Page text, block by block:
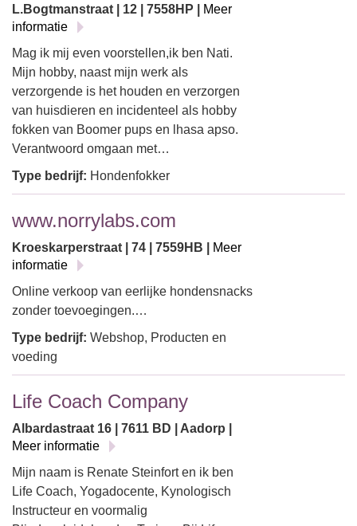
L.Bogtmanstraat | 12 | 7558HP |
Meer
informatie
Mag ik mij even voorstellen,ik ben Nati.
Mijn hobby, naast mijn werk als
verzorgende is het houden en verzorgen
van huisdieren en incidenteel als hobby
fokken van Boomer pups en lhasa apso.
Verantwoord omgaan met…
Type bedrijf: Hondenfokker
www.norrylabs.com
Kroeskarperstraat | 74 | 7559HB |
Meer
informatie
Online verkoop van eerlijke hondensnacks
zonder toevoegingen.…
Type bedrijf: Webshop, Producten en
voeding
Life Coach Company
Albardastraat 16 | 7611 BD | Aadorp |
Meer informatie
Mijn naam is Renate Steinfort en ik ben
Life Coach, Yogadocente, Kynologisch
Instructeur en voormalig